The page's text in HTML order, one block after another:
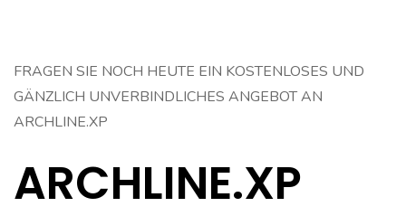
FRAGEN SIE NOCH HEUTE EIN KOSTENLOSES UND
GÄNZLICH UNVERBINDLICHES ANGEBOT AN
ARCHLINE.XP
ARCHLINE.XP